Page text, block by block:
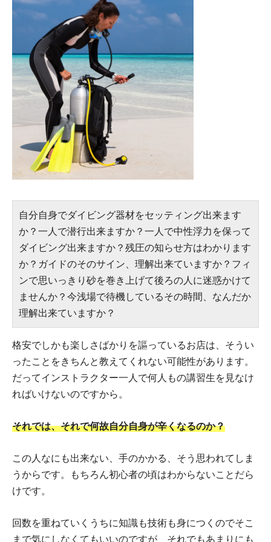
自分自身でダイビング器材をセッティング出来ます
か？一人で潜行出来ますか？一人で中性浮力を保って
ダイビング出来ますか？残圧の知らせ方はわかります
か？ガイドのそのサイン、理解出来ていますか？フィ
ンで思いっきり砂を巻き上げて後ろの人に迷惑かけて
ませんか？今浅場で待機しているその時間、なんだか
理解出来ていますか？
格安でしかも楽しさばかりを謳っているお店は、そうい
ったことをきちんと教えてくれない可能性があります。
だってインストラクター一人で何人もの講習生を見なけ
ればいけないのですから。
それでは、それで何故自分自身が辛くなるのか？
この人なにも出来ない、手のかかる、そう思われてしま
うからです。もちろん初心者の頃はわからないことだら
けです。
回数を重ねていくうちに知識も技術も身につくのでそこ
まで気にしなくてもいいのですが、それでもあまりにも